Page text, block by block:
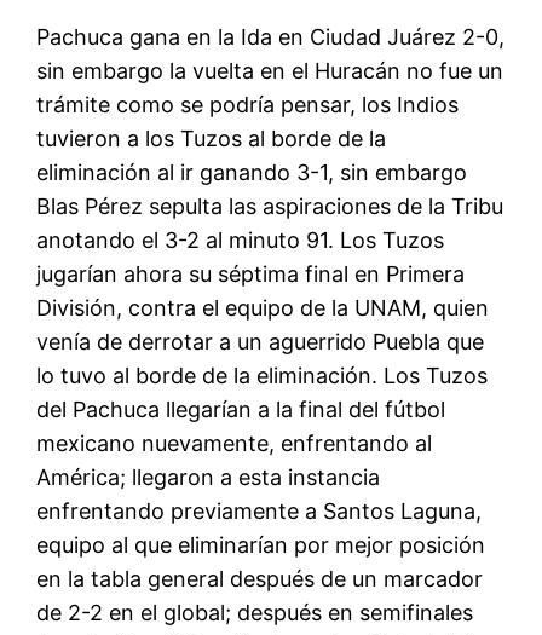
Pachuca gana en la Ida en Ciudad Juárez 2-0,
sin embargo la vuelta en el Huracán no fue un
trámite como se podría pensar, los Indios
tuvieron a los Tuzos al borde de la
eliminación al ir ganando 3-1, sin embargo
Blas Pérez sepulta las aspiraciones de la Tribu
anotando el 3-2 al minuto 91. Los Tuzos
jugarían ahora su séptima final en Primera
División, contra el equipo de la UNAM, quien
venía de derrotar a un aguerrido Puebla que
lo tuvo al borde de la eliminación. Los Tuzos
del Pachuca llegarían a la final del fútbol
mexicano nuevamente, enfrentando al
América; llegaron a esta instancia
enfrentando previamente a Santos Laguna,
equipo al que eliminarían por mejor posición
en la tabla general después de un marcador
de 2-2 en el global; después en semifinales